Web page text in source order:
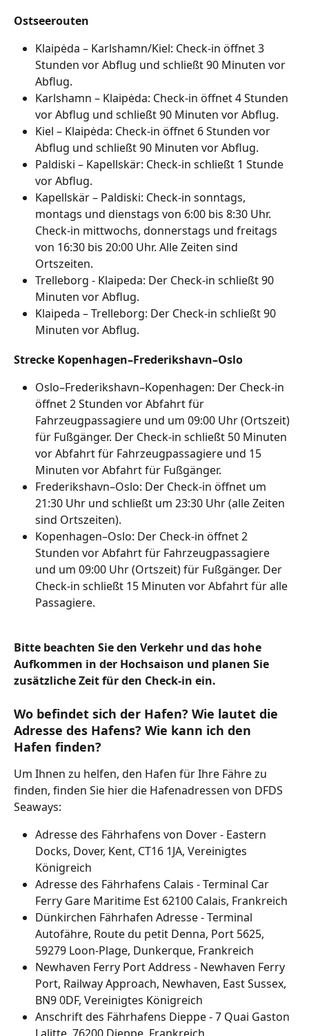
Ostseerouten
Klaipėda – Karlshamn/Kiel: Check-in öffnet 3
Stunden vor Abflug und schließt 90 Minuten vor
Abflug.
Karlshamn – Klaipėda: Check-in öffnet 4 Stunden
vor Abflug und schließt 90 Minuten vor Abflug.
Kiel – Klaipėda: Check-in öffnet 6 Stunden vor
Abflug und schließt 90 Minuten vor Abflug.
Paldiski – Kapellskär: Check-in schließt 1 Stunde
vor Abflug.
Kapellskär – Paldiski: Check-in sonntags,
montags und dienstags von 6:00 bis 8:30 Uhr.
Check-in mittwochs, donnerstags und freitags
von 16:30 bis 20:00 Uhr. Alle Zeiten sind
Ortszeiten.
Trelleborg - Klaipeda: Der Check-in schließt 90
Minuten vor Abflug.
Klaipeda – Trelleborg: Der Check-in schließt 90
Minuten vor Abflug.
Strecke Kopenhagen–Frederikshavn–Oslo
Oslo–Frederikshavn–Kopenhagen: Der Check-in
öffnet 2 Stunden vor Abfahrt für
Fahrzeugpassagiere und um 09:00 Uhr (Ortszeit)
für Fußgänger. Der Check-in schließt 50 Minuten
vor Abfahrt für Fahrzeugpassagiere und 15
Minuten vor Abfahrt für Fußgänger.
Frederikshavn–Oslo: Der Check-in öffnet um
21:30 Uhr und schließt um 23:30 Uhr (alle Zeiten
sind Ortszeiten).
Kopenhagen–Oslo: Der Check-in öffnet 2
Stunden vor Abfahrt für Fahrzeugpassagiere
und um 09:00 Uhr (Ortszeit) für Fußgänger. Der
Check-in schließt 15 Minuten vor Abfahrt für alle
Passagiere.
Bitte beachten Sie den Verkehr und das hohe
Aufkommen in der Hochsaison und planen Sie
zusätzliche Zeit für den Check-in ein.
Wo befindet sich der Hafen? Wie lautet die
Adresse des Hafens? Wie kann ich den
Hafen finden?
Um Ihnen zu helfen, den Hafen für Ihre Fähre zu
finden, finden Sie hier die Hafenadressen von DFDS
Seaways:
Adresse des Fährhafens von Dover - Eastern
Docks, Dover, Kent, CT16 1JA, Vereinigtes
Königreich
Adresse des Fährhafens Calais - Terminal Car
Ferry Gare Maritime Est 62100 Calais, Frankreich
Dünkirchen Fährhafen Adresse - Terminal
Autofähre, Route du petit Denna, Port 5625,
59279 Loon-Plage, Dunkerque, Frankreich
Newhaven Ferry Port Address - Newhaven Ferry
Port, Railway Approach, Newhaven, East Sussex,
BN9 0DF, Vereinigtes Königreich
Anschrift des Fährhafens Dieppe - 7 Quai Gaston